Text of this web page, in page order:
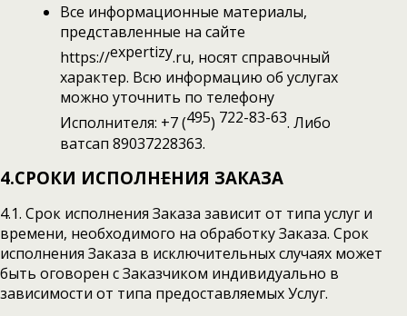
Все информационные материалы,
представленные на сайте
https://expertizy.ru, носят справочный
характер. Всю информацию об услугах
можно уточнить по телефону
Исполнителя: +7 (495) 722-83-63. Либо
ватсап 89037228363.
4.СРОКИ ИСПОЛНЕНИЯ ЗАКАЗА
4.1. Срок исполнения Заказа зависит от типа услуг и
времени, необходимого на обработку Заказа. Срок
исполнения Заказа в исключительных случаях может
быть оговорен с Заказчиком индивидуально в
зависимости от типа предоставляемых Услуг.